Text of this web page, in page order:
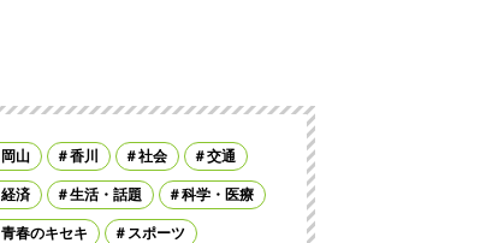
岡山 香川 社会 交通
経済 生活・話題 科学・医療
青春のキセキ スポーツ